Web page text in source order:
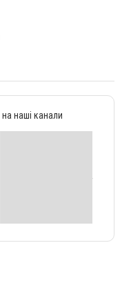
наші канали